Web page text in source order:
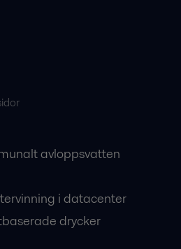
avloppsvatten
i datacenter
drycker